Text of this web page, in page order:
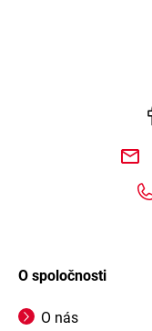
O spoločnosti
O nás